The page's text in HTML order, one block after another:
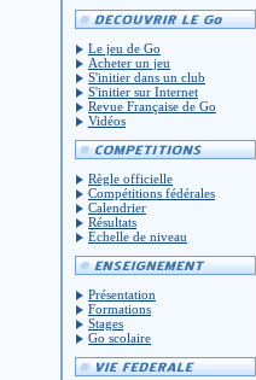
Le jeu de Go
Acheter un jeu
S'initier dans un club
S'initier sur Internet
Revue Française de Go
Vidéos
Règle officielle
Compétitions fédérales
Calendrier
Résultats
Échelle de niveau
Présentation
Formations
Stages
Go scolaire